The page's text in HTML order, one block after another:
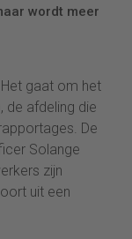
wordt meer
gaat om het
de afdeling die
De
Solange
zijn
uit een